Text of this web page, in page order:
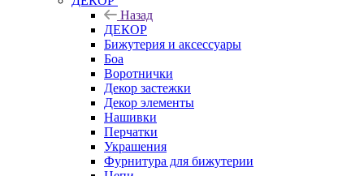
Назад
ДЕКОР
Бижутерия и аксессуары
Боа
Воротнички
Декор застежки
Декор элементы
Нашивки
Перчатки
Украшения
Фурнитура для бижутерии